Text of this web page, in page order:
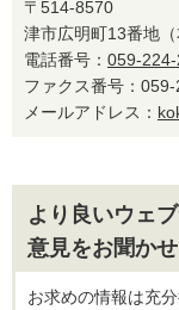
〒514-8570
津市広明町13番地（
電話番号： 059-
ファクス番号：
メールアドレス：
より良いウェ
意見をお聞か
お求めの情報は充